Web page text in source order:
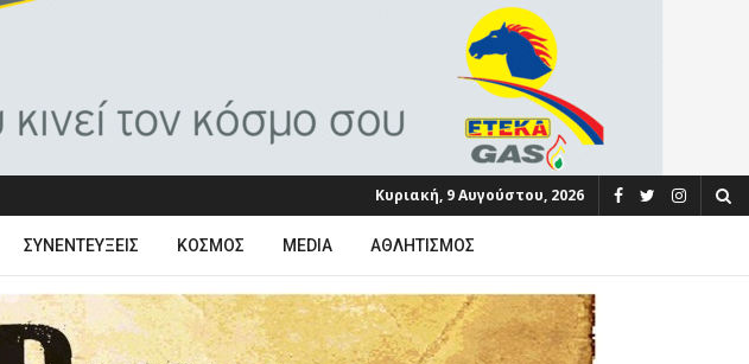
Κυριακή, 9 Αυγούστου, 2026
ΣΥΝΕΝΤΕΎΞΕΙΣ ΚΌΣΜΟΣ MEDIA ΑΘΛΗΤΙΣΜΌΣ